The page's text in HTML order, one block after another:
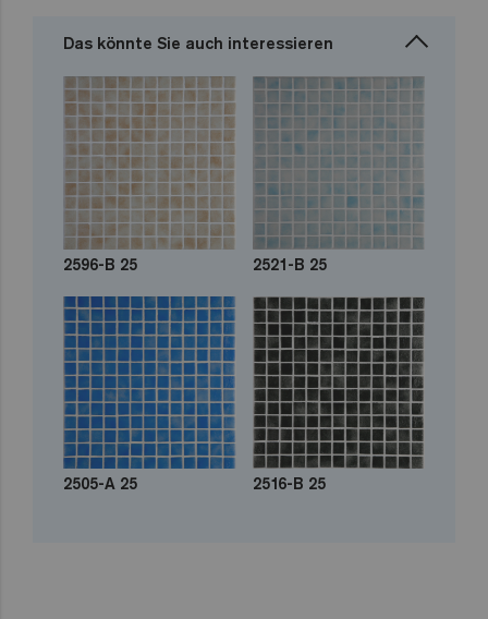
Das könnte Sie auch interessieren
2596-B 25 2521-B 25
2505-A 25 2516-B 25